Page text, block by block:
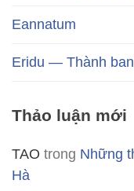
Eannatum
Eridu — Thành
Thảo luận mới
TAO trong Những
Hà